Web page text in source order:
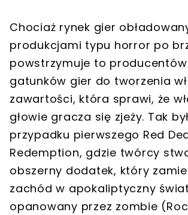
Chociaż rynek gier
produkcjami typu horror po
powstrzymuje to
gatunków gier do tworzenia
zawartości, która sprawi, że
głowie gracza się zjeży. Tak
przypadku pierwszego Red
Redemption, gdzie twórcy
obszerny dodatek, który
zachód w apokaliptyczny świat
opanowany przez zombie